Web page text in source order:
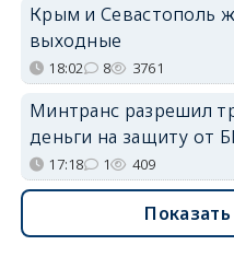
Крым и Севастополь
выходные
18:02 8 3761
Минтранс разрешил
деньги на защиту от
17:18 1 409